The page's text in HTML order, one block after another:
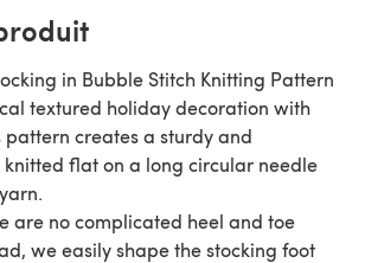
in Bubble Stitch Knitting Pattern
textured holiday decoration with
pattern creates a sturdy and
flat on a long circular needle
are no complicated heel and toe
we easily shape the stocking foot